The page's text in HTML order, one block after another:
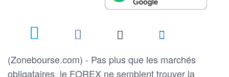
(Zonebourse.com) - Pas plus que les marchés
obligataires, le FOREX ne semblent trouver la